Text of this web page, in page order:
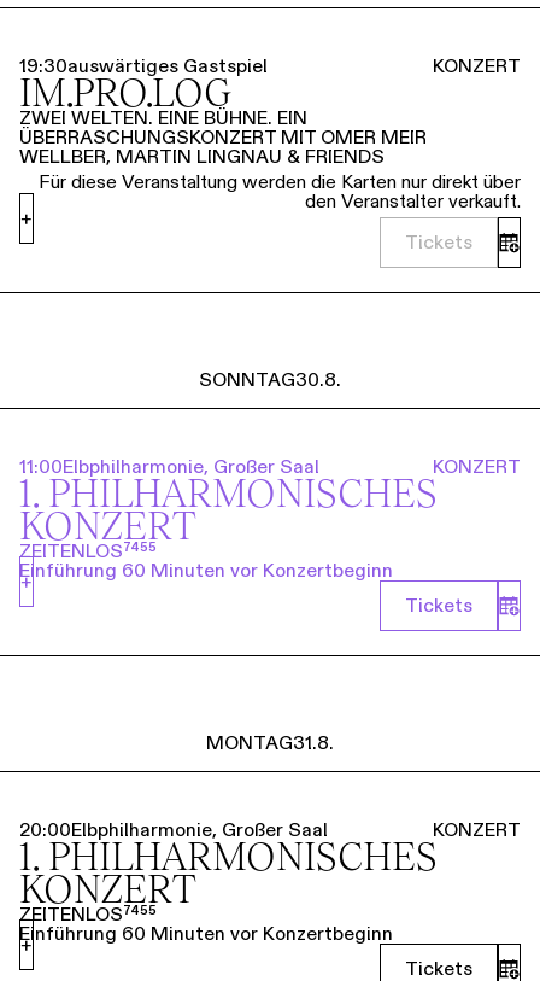
19:30auswärtiges Gastspiel KONZERT
IM.PRO.LOG
ZWEI WELTEN. EINE BÜHNE. EIN
ÜBERRASCHUNGSKONZERT MIT OMER MEIR
WELLBER, MARTIN LINGNAU & FRIENDS
Für diese Veranstaltung werden die Karten nur direkt über
den Veranstalter verkauft.
Tickets
+
SONNTAG30.8.
11:00Elbphilharmonie, Großer Saal KONZERT
1. PHILHARMO­NISCHES
KONZERT
ZEITENLOS⁷⁴⁵⁵
Einführung 60 Minuten vor Konzertbeginn
Tickets
+
MONTAG31.8.
20:00Elbphilharmonie, Großer Saal KONZERT
1. PHILHARMO­NISCHES
KONZERT
ZEITENLOS⁷⁴⁵⁵
Einführung 60 Minuten vor Konzertbeginn
Tickets
+